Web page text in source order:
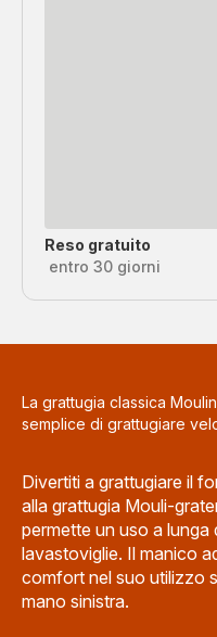
Reso gratuito
entro 30 giorni
La grattugia classica
semplice di grattugiare
Divertiti a grattugiare il
alla grattugia Mouli-
permette un uso a lunga
lavastoviglie. Il manico
comfort nel suo utilizzo
mano sinistra.